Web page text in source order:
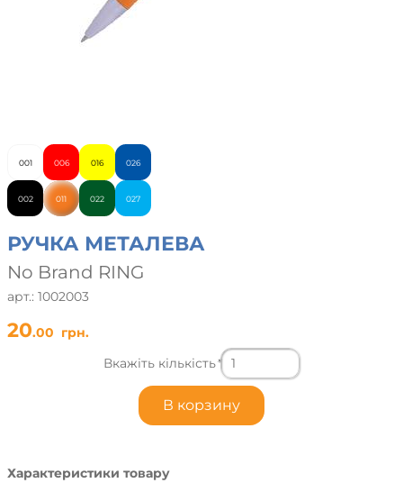
001
002
006
011
016
022
026
027
РУЧКА МЕТАЛЕВА
No Brand RING
арт.: 1002003
20.00 грн.
Вкажіть кількість*
Характеристики товару
В корзину